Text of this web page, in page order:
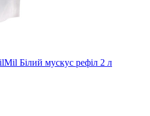
Білий мускус рефіл 2 л